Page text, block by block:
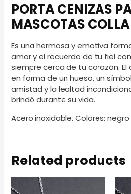
PORTA CENIZAS
MASCOTAS
Es una hermosa y emotiva
amor y el recuerdo de tu fiel
siempre cerca de tu corazón.
en forma de un hueso, un
amistad y la lealtad
brindó durante su vida.
Acero inoxidable. Colores:
Related products